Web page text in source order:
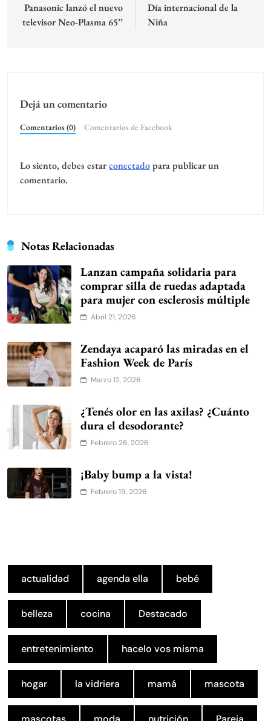
de
entradas
Panasonic lanzó el nuevo
televisor Neo-Plasma 65’’
Día internacional de la
Niña
Dejá un comentario
Comentarios (0) Comentarios de Facebook
Lo siento, debes estarconectadopara publicar un
comentario.
Notas Relacionadas
Lanzan campaña solidaria para
comprar silla de ruedas adaptada
para mujer con esclerosis múltiple
Abril 21, 2026
Zendaya acaparó las miradas en el
Fashion Week de París
Marzo 12, 2026
¿Tenés olor en las axilas? ¿Cuánto
dura el desodorante?
Febrero 26, 2026
¡Baby bump a la vista!
Febrero 19, 2026
actualidad agenda ella bebé
belleza cocina Destacado
entretenimiento hacelo vos misma
hogar la vidriera mamá mascota